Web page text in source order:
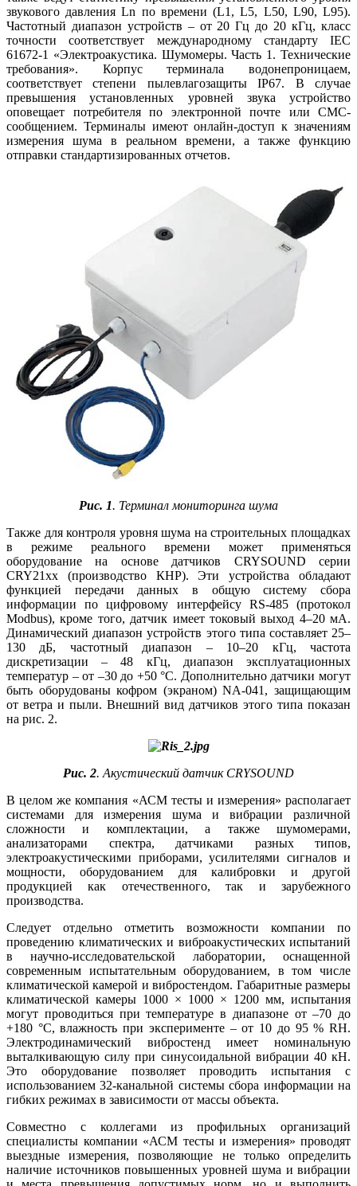
звукового давления Ln по времени (L1, L5, L50, L90, L95).
Частотный диапазон устройств – от 20 Гц до 20 кГц, класс
точности соответствует международному стандарту IEC
61672‑1 «Электроакустика. Шумомеры. Часть 1. Технические
требования». Корпус терминала водонепроницаем,
соответствует степени пылевлагозащиты IP67. В случае
превышения установленных уровней звука устройство
оповещает потребителя по электронной почте или СМС-
сообщением. Терминалы имеют онлайн-доступ к значениям
измерения шу­ма в реальном времени, а также функцию
отправки стандартизированных отчетов.
Рис. 1. Терминал мониторинга шума
Также для контроля уровня шума на строительных площадках
в режиме реального времени может применяться
оборудование на основе датчиков CRYSOUND серии
CRY21xx (производство КНР). Эти устройства обладают
функцией передачи данных в общую систему сбора
информации по цифровому интерфейсу RS‑485 (протокол
Modbus), кроме то­го, датчик имеет токовый выход 4–20 мА.
Динамический диапазон устройств этого ти­па составляет 25–
130 дБ, частотный диапазон – 10–20 кГц, частота
дискретизации – 48 кГц, диапазон эксплуатационных
температур – от –30 до +50 °C. Дополнительно датчики могут
быть оборудованы кофром (экраном) NA‑041, защищающим
от ветра и пы­ли. Внешний вид датчиков этого ти­па показан
на рис. 2.
Рис. 2. Акустический датчик CRYSOUND
В целом же компания «АСМ тесты и измерения» располагает
системами для измерения шу­ма и вибрации различной
сложности и комплектации, а также шумомерами,
анализаторами спектра, датчиками разных типов,
электроакустическими приборами, усилителями сигналов и
мощности, оборудованием для калибровки и другой
продукцией как отечественного, так и зарубежного
производства.
Следует отдельно отметить возможности компании по
проведению климатических и виброакустических испытаний
в научно-исследовательской лаборатории, оснащенной
современным испытательным оборудованием, в том числе
климатической камерой и вибростендом. Габаритные размеры
климатической камеры 1000 × 1000 × 1200 мм, испытания
могут проводиться при температуре в диапазоне от –70 до
+180 °C, влажность при эксперименте – от 10 до 95 % RН.
Электродинамический вибростенд имеет номинальную
выталкивающую си­лу при синусоидальной вибрации 40 кН.
Это оборудование позволяет проводить испытания с
использованием 32‑канальной системы сбора информации на
гибких режимах в зависимости от массы объекта.
Совместно с коллегами из профильных организаций
специалисты компании «АСМ тесты и измерения» проводят
выездные измерения, позволяющие не только определить
наличие источников повышенных уровней шу­ма и вибрации